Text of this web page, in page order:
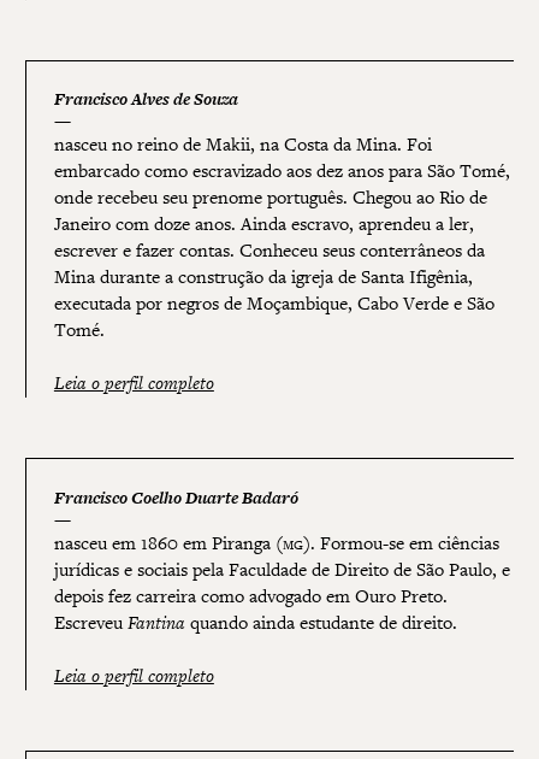
Francisco Alves de Souza
nasceu no reino de Makii, na Costa da Mina. Foi
embarcado como escravizado aos dez anos para São Tomé,
onde recebeu seu prenome português. Chegou ao Rio de
Janeiro com doze anos. Ainda escravo, aprendeu a ler,
escrever e fazer contas. Conheceu seus conterrâneos da
Mina durante a construção da igreja de Santa Ifigênia,
executada por negros de Moçambique, Cabo Verde e São
Tomé.
Leia o perfil completo
Francisco Coelho Duarte Badaró
nasceu em 1860 em Piranga (mg). Formou-se em ciências
jurídicas e sociais pela Faculdade de Direito de São Paulo, e
depois fez carreira como advogado em Ouro Preto.
EscreveuFantinaquando ainda estudante de direito.
Leia o perfil completo